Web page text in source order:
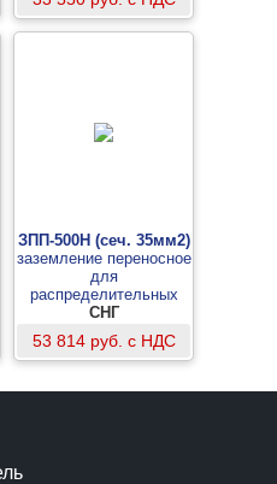
ЗПП-500Н (сеч. 35мм2)
заземление переносное
для
распределительных
устройств 3-х фазное
до 500кВ с одной
штангой
СНГ
53 814 руб. с НДС